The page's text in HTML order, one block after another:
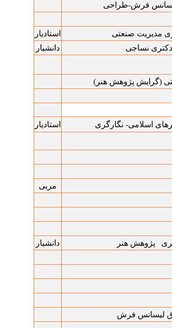
فرش-طراحی
مدیریت صنعتی استادیار
دکتری نساجی دانشیار
(گرایش پژوهش هنر)
اسلامی- نگارگری استادیار
مربی
پژوهش هنر دانشیار
لیسانس فرش